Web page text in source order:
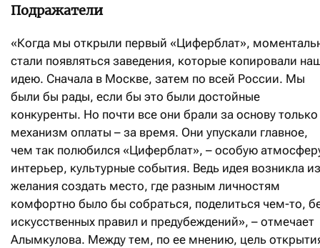
Подражатели
«Когда мы открыли первый «Циферблат»,
стали появляться заведения, которые копировали
идею. Сначала в Москве, затем по всей России. Мы
были бы рады, если бы это были достойные
конкуренты. Но почти все они брали за основу только
механизм оплаты – за время. Они упускали главное,
чем так полюбился «Циферблат», – особую
интерьер, культурные события. Ведь идея возникла из
желания создать место, где разным личностям
комфортно было бы собраться, поделиться чем-то,
искусственных правил и предубеждений», – отмечает
Алымкулова. Между тем, по ее мнению, цель